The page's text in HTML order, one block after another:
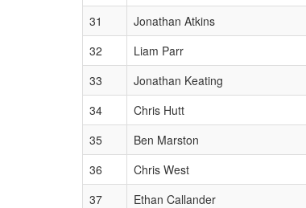
31
Jonathan Atkins
32
Liam Parr
33
Jonathan Keating
34
Chris Hutt
35
Ben Marston
36
Chris West
37
Ethan Callander